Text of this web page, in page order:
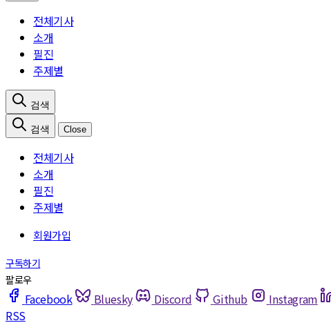
전체기사
소개
필진
주제별
Close
전체기사
소개
필진
주제별
Facebook Bluesky Discord Github Instagram
RSS